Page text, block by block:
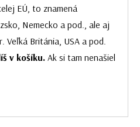
EÚ, to znamená
Nemecko a pod., ale aj
Veľká Británia, USA a pod.
v košíku. Ak si tam nenašiel